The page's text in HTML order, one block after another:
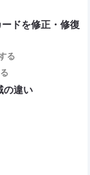
ドを修正・修復
る
の違い